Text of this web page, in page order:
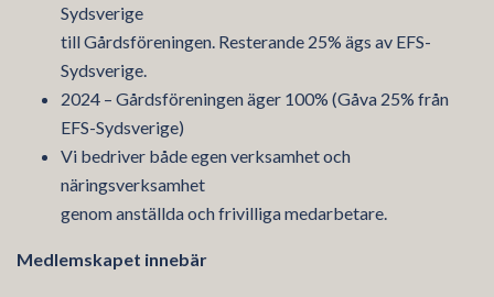
Sydsverige
till Gårdsföreningen. Resterande 25% ägs av EFS-
Sydsverige.
2024 – Gårdsföreningen äger 100% (Gåva 25% från
EFS-Sydsverige)
Vi bedriver både egen verksamhet och
näringsverksamhet
genom anställda och frivilliga medarbetare.
Medlemskapet innebär